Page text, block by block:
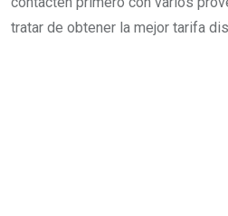
tratar de obtener la mejor tarifa